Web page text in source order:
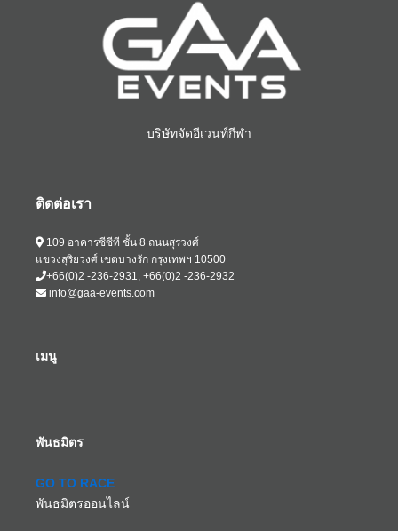
บริษัทจัดอีเวนท์กีฬา
ติดต่อเรา
109 อาคารซีซีที ชั้น 8 ถนนสุรวงศ์
แขวงสุริยวงศ์ เขตบางรัก กรุงเทพฯ 10500
+66(0)2 -236-2931, +66(0)2 -236-2932
info@gaa-events.com
เมนู
พันธมิตร
GO TO RACE
พันธมิตรออนไลน์